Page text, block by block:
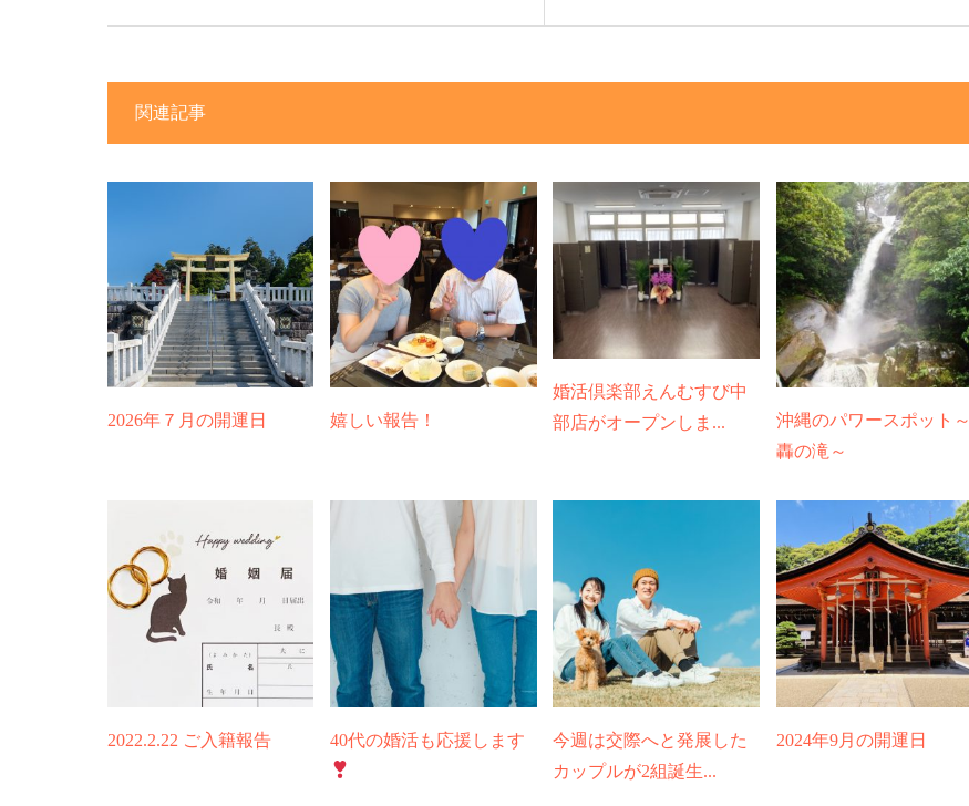
関連記事
2026年７月の開運日 嬉しい報告！
婚活倶楽部えんむすび中
部店がオープンしま...
沖縄のパワースポット～
轟の滝～
2022.2.22 ご入籍報告 40代の婚活も応援します
今週は交際へと発展した
カップルが2組誕生...
2024年9月の開運日